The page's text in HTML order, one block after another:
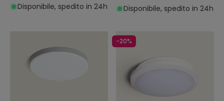
Disponibile, spedito in 24h
Disponibile, spedito in 24h
-20%